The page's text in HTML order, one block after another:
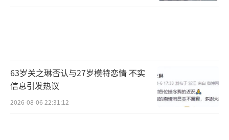
实呈现认知症老人们的生存现状，导演任长箴
带领团队耗时4个月，累计拍摄193小时素材。
在院方全力配合下，节目组才得以近距离接触
这些特殊的老人，他们或许答非所问、或许会
63岁关之琳否认与27岁模特恋情 不实
信息引发热议
2026-08-06 22:31:12